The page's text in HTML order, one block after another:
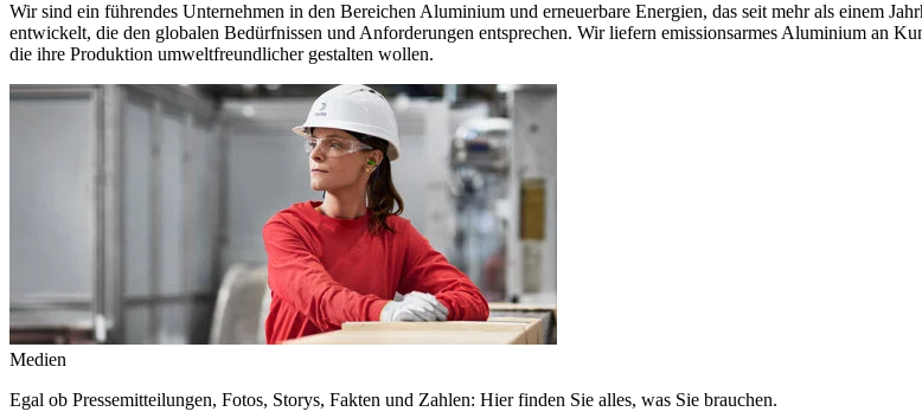
Wir sind ein führendes Unternehmen in den Bereichen Aluminium und erneuerbare Energien, das seit mehr als einem
entwickelt, die den globalen Bedürfnissen und Anforderungen entsprechen. Wir liefern emissionsarmes Aluminium an
die ihre Produktion umweltfreundlicher gestalten wollen.
Medien
Egal ob Pressemitteilungen, Fotos, Storys, Fakten und Zahlen: Hier finden Sie alles, was Sie brauchen.